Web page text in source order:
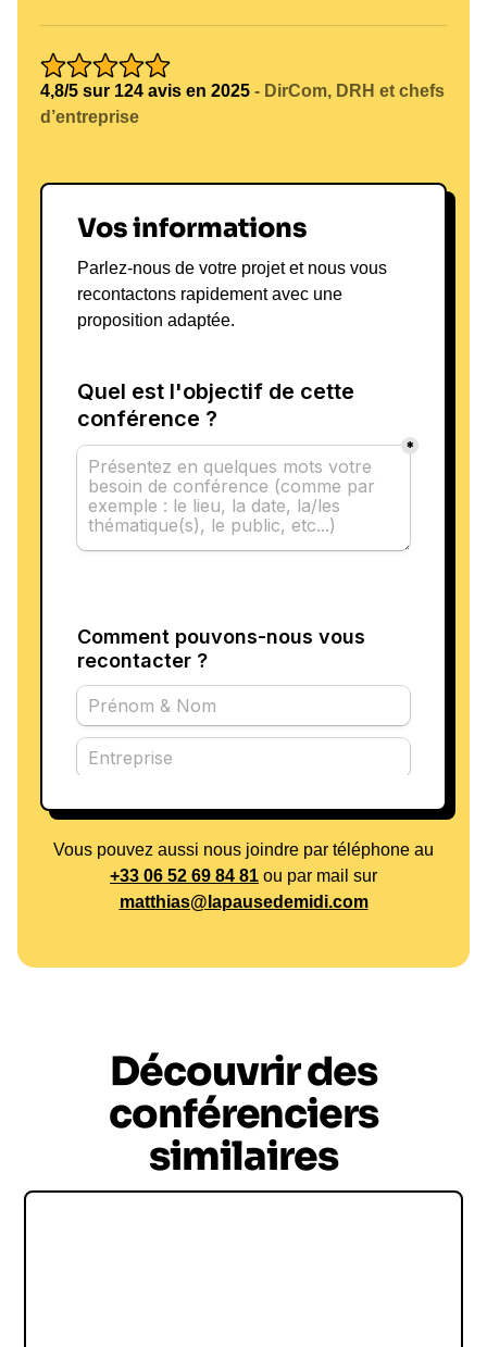
4,8/5 sur 124 avis en 2025 - DirCom, DRH et chefs
d’entreprise
Vos informations
Parlez-nous de votre projet et nous vous
recontactons rapidement avec une
proposition adaptée.
Vous pouvez aussi nous joindre par téléphone au
+33 06 52 69 84 81 ou par mail sur
matthias@lapausedemidi.com
Découvrir des
conférenciers
similaires